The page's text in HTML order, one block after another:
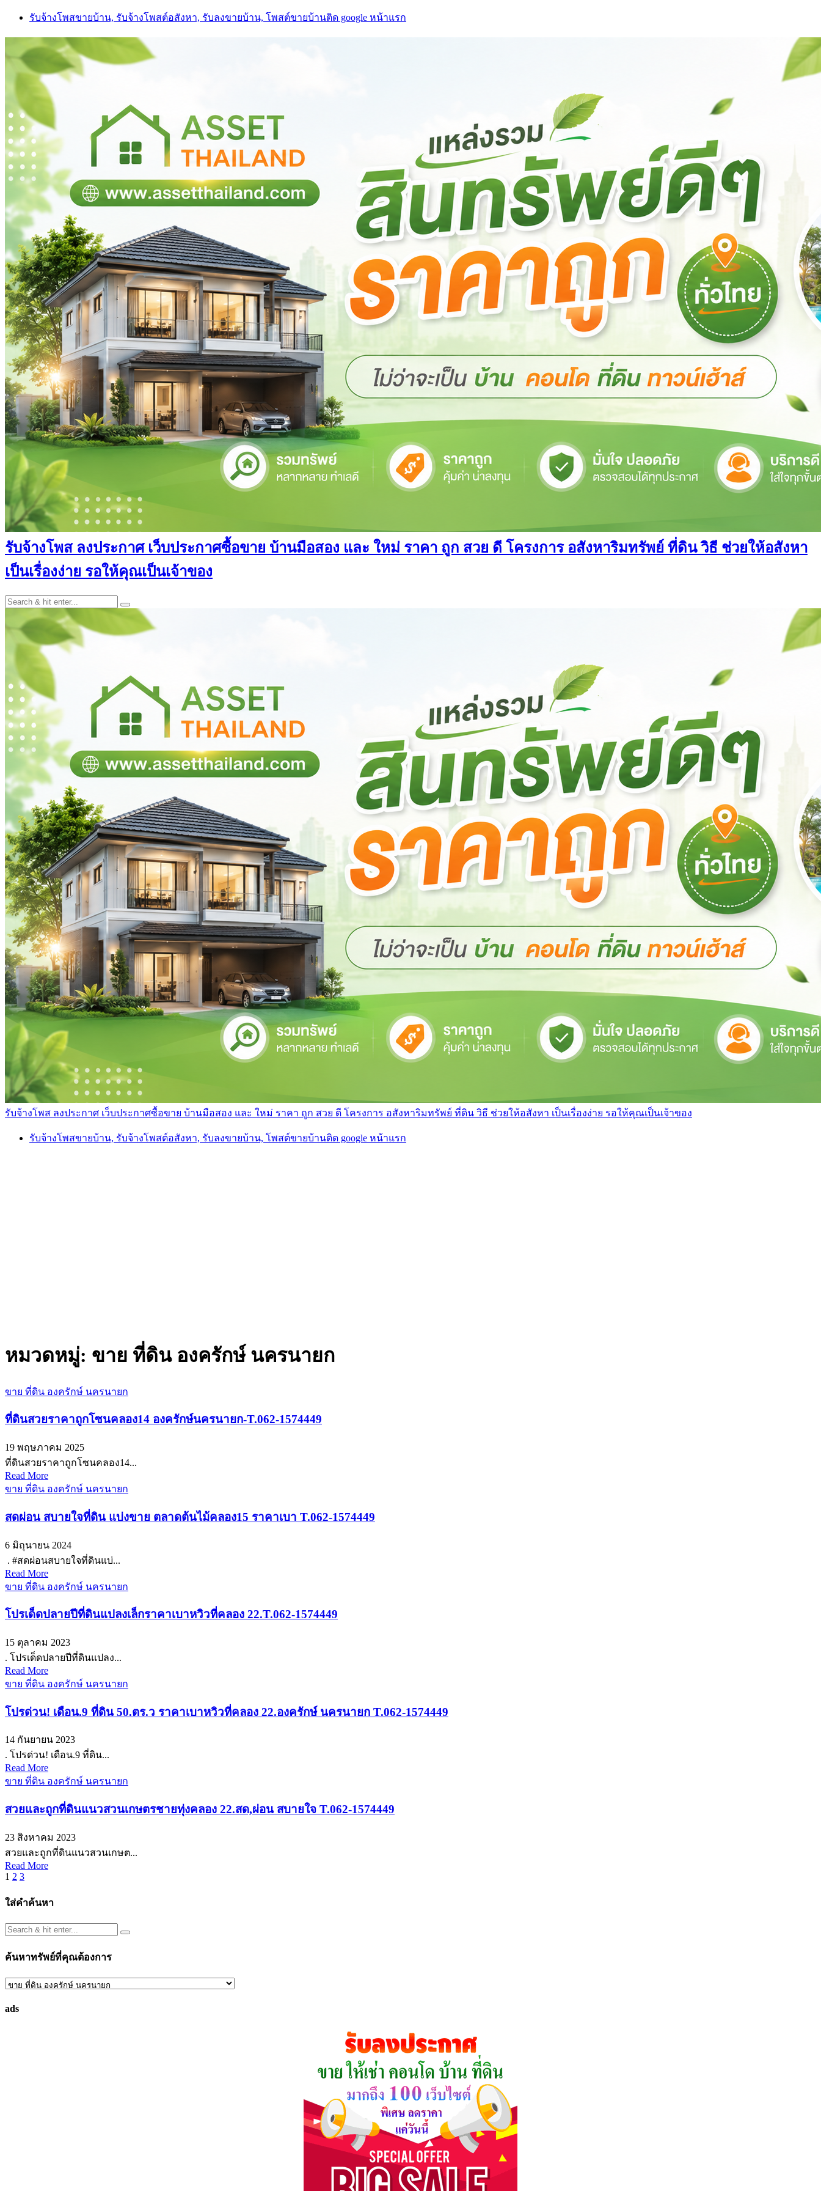
Skip
content
รับจ้างโพสขายบ้าน, รับจ้างโพสต์อสังหา, รับลงขายบ้าน, โพสต์ขายบ้านติด google หน้าแรก
รับจ้างโพส ลงประกาศ เว็บประกาศซื้อขาย บ้านมือสอง และ ใหม่ ราคา ถูก สวย ดี โครงการ อสังหาริมทรัพย์ ที่ดิน วิธี ช่วยให้อสังหา
เป็นเรื่องง่าย รอให้คุณเป็นเจ้าของ
รับจ้างโพส ลงประกาศ เว็บประกาศซื้อขาย บ้านมือสอง และ ใหม่ ราคา ถูก สวย ดี โครงการ อสังหาริมทรัพย์ ที่ดิน วิธี ช่วยให้อสังหา เป็นเรื่องง่าย รอให้คุณเป็นเจ้าของ
รับจ้างโพสขายบ้าน, รับจ้างโพสต์อสังหา, รับลงขายบ้าน, โพสต์ขายบ้านติด google หน้าแรก
หมวดหมู่: ขาย ที่ดิน องครักษ์ นครนายก
ขาย ที่ดิน องครักษ์ นครนายก
ที่ดินสวยราคาถูกโซนคลอง14 องครักษ์นครนายก-T.062-1574449
19 พฤษภาคม 2025
ที่ดินสวยราคาถูกโซนคลอง14...
Read More
ขาย ที่ดิน องครักษ์ นครนายก
สดผ่อน สบายใจที่ดิน แบ่งขาย ตลาดต้นไม้คลอง15 ราคาเบา T.062-1574449
6 มิถุนายน 2024
. #สดผ่อนสบายใจที่ดินแบ่...
Read More
ขาย ที่ดิน องครักษ์ นครนายก
โปรเด็ดปลายปีที่ดินแปลงเล็กราคาเบาหวิวที่คลอง 22.T.062-1574449
15 ตุลาคม 2023
. โปรเด็ดปลายปีที่ดินแปลง...
Read More
ขาย ที่ดิน องครักษ์ นครนายก
โปรด่วน! เดือน.9 ที่ดิน 50.ตร.ว ราคาเบาหวิวที่คลอง 22.องครักษ์ นครนายก T.062-1574449
14 กันยายน 2023
. โปรด่วน! เดือน.9 ที่ดิน...
Read More
ขาย ที่ดิน องครักษ์ นครนายก
สวยและถูกที่ดินแนวสวนเกษตรชายทุ่งคลอง 22.สด,ผ่อน สบายใจ T.062-1574449
23 สิงหาคม 2023
สวยและถูกที่ดินแนวสวนเกษต...
Read More
Posts
pagination
1 2 3
ใส่คำค้นหา
ค้นหาทรัพย์ที่คุณต้องการ
ค้นหา
ที่
ads